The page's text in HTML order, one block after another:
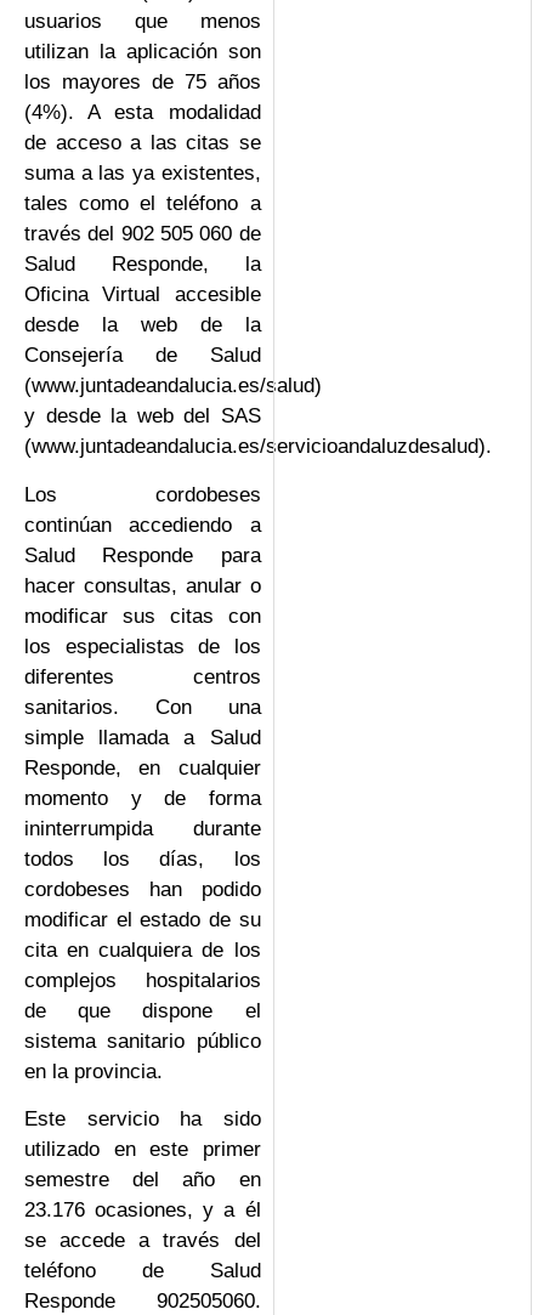
usuarios que menos
utilizan la aplicación son
los mayores de 75 años
(4%). A esta modalidad
de acceso a las citas se
suma a las ya existentes,
tales como el teléfono a
través del 902 505 060 de
Salud Responde, la
Oficina Virtual accesible
desde la web de la
Consejería de Salud
(www.juntadeandalucia.es/salud)
y desde la web del SAS
(www.juntadeandalucia.es/servicioandaluzdesalud).
Los cordobeses
continúan accediendo a
Salud Responde para
hacer consultas, anular o
modificar sus citas con
los especialistas de los
diferentes centros
sanitarios. Con una
simple llamada a Salud
Responde, en cualquier
momento y de forma
ininterrumpida durante
todos los días, los
cordobeses han podido
modificar el estado de su
cita en cualquiera de los
complejos hospitalarios
de que dispone el
sistema sanitario público
en la provincia.
Este servicio ha sido
utilizado en este primer
semestre del año en
23.176 ocasiones, y a él
se accede a través del
teléfono de Salud
Responde 902505060.